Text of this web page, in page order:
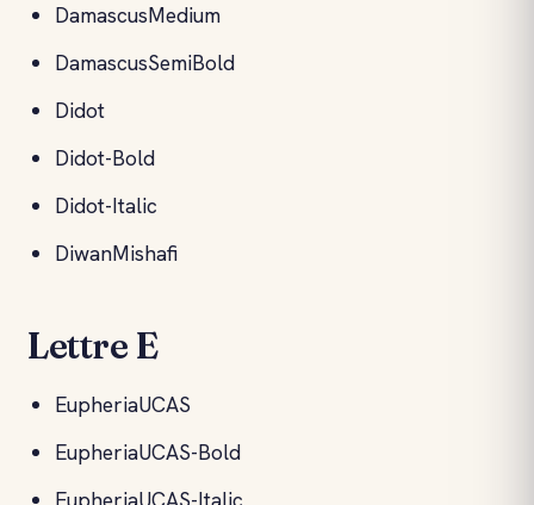
DamascusMedium
DamascusSemiBold
Didot
Didot-Bold
Didot-Italic
DiwanMishafi
Lettre E
EupheriaUCAS
EupheriaUCAS-Bold